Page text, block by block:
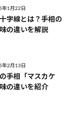
年1月22日
字線とは？手相の
の違いを解説
年2月13日
手相「マスカケ
の違いを紹介